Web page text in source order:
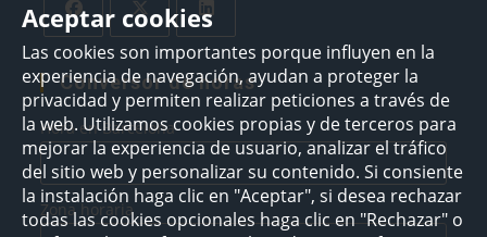
Aceptar cookies
Las cookies son importantes porque influyen en la
experiencia de navegación, ayudan a proteger la
privacidad y permiten realizar peticiones a través de
la web. Utilizamos cookies propias y de terceros para
mejorar la experiencia de usuario, analizar el tráfico
del sitio web y personalizar su contenido. Si consiente
la instalación haga clic en "Aceptar", si desea rechazar
todas las cookies opcionales haga clic en "Rechazar" o
Se
abre
en
una
nueva
pestaña
Se
abre
en
una
nueva
pestaña
Se
abre
en
una
nueva
pestaña
Conversor de horas
Hora en Barcelona
Zona horaria